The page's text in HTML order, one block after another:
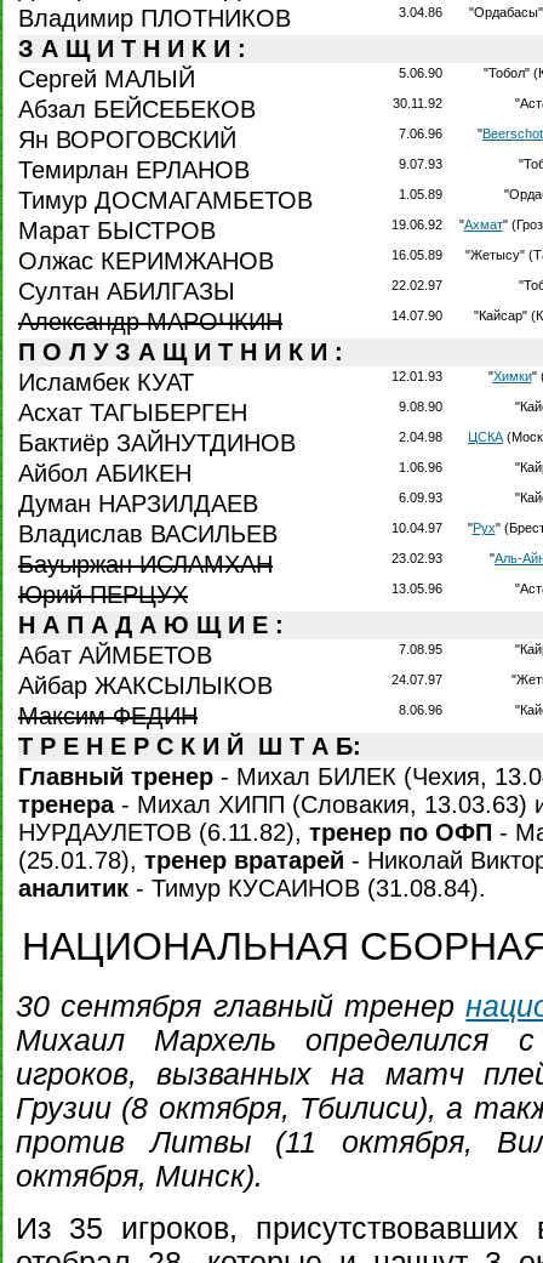
Владимир ПЛОТНИКОВ
3.04.86
З А Щ И Т Н И К И :
Сергей МАЛЫЙ
5.06.90 "Тобол"
Абзал БЕЙСЕБЕКОВ 30.11.92
Ян ВОРОГОВСКИЙ 7.06.96 "Beerschot
Темирлан ЕРЛАНОВ 9.07.93
Тимур ДОСМАГАМБЕТОВ 1.05.89
Марат БЫСТРОВ 19.06.92 "Ахмат"
Олжас КЕРИМЖАНОВ 16.05.89 "Жетысу"
Султан АБИЛГАЗЫ 22.02.97
Александр МАРОЧКИН 14.07.90 "Кайсар"
П О Л У З А Щ И Т Н И К И :
Исламбек КУАТ
12.01.93 "Химки"
Асхат ТАГЫБЕРГЕН 9.08.90
Бактиёр ЗАЙНУТДИНОВ 2.04.98 ЦСКА
Айбол АБИКЕН 1.06.96
Думан НАРЗИЛДАЕВ 6.09.93
Владислав ВАСИЛЬЕВ 10.04.97 "Рух"
Бауыржан ИСЛАМХАН 23.02.93 "Аль-
Юрий ПЕРЦУХ 13.05.96
Н А П А Д А Ю Щ И Е :
Абат АЙМБЕТОВ
7.08.95
Айбар ЖАКСЫЛЫКОВ 24.07.97
Максим ФЕДИН 8.06.96
Т Р Е Н Е Р С К И Й Ш Т А Б:
Главный тренер - Михал БИЛЕК (Чехия,
тренера- Михал ХИПП (Словакия, 13.03.63)
НУРДАУЛЕТОВ (6.11.82), тренер по ОФП -
(25.01.78), тренер вратарей - Николай
аналитик - Тимур КУСАИНОВ (31.08.84).
НАЦИОНАЛЬНАЯ
30 сентября главный тренер
Михаил Мархель определился
игроков, вызванных на матч
Грузии (8 октября, Тбилиси), а
против Литвы (11 октября,
октября, Минск).
Из 35 игроков,